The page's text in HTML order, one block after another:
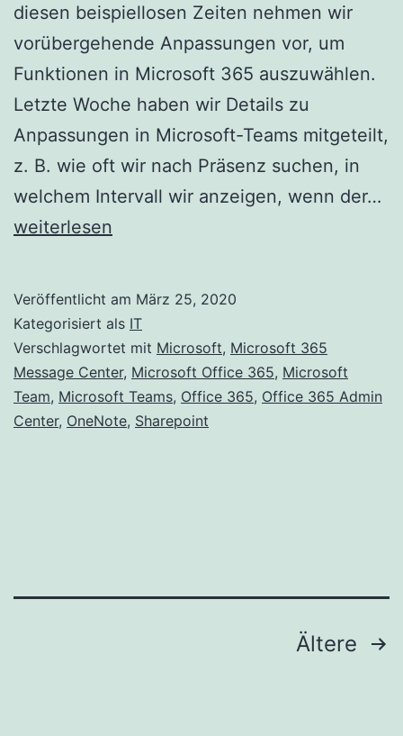
diesen beispiellosen Zeiten nehmen wir
vorübergehende Anpassungen vor, um
Funktionen in Microsoft 365 auszuwählen.
Letzte Woche haben wir Details zu
Anpassungen in Microsoft-Teams mitgeteilt,
z. B. wie oft wir nach Präsenz suchen, in
welchem Intervall wir anzeigen, wenn der…
weiterlesen
Veröffentlicht am März 25, 2020
Kategorisiert als IT
Verschlagwortet mit Microsoft, Microsoft 365
Message Center, Microsoft Office 365, Microsoft
Team, Microsoft Teams, Office 365, Office 365 Admin
Center, OneNote, Sharepoint
Seitennummerierung
Ältere